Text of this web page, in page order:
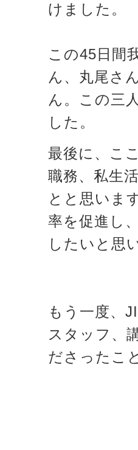
けました。
この45日間
ん、丸尾さ
ん。この三
した。
最後に、こ
職務、私生
とと思いま
率を促進し
したいと思
もう一度、
スタッフ、
ださったこ